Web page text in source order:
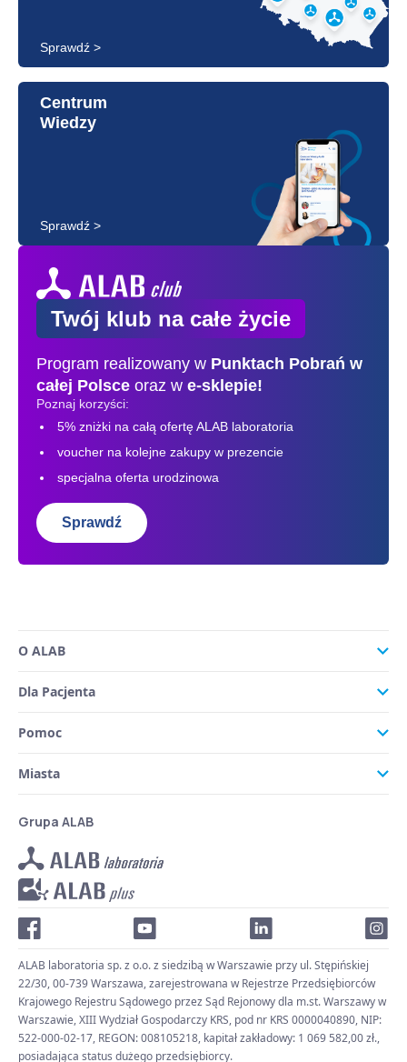
Sprawdź >
Centrum
Wiedzy
Sprawdź >
Twój klub na całe życie
Program realizowany w Punktach Pobrań w
całej Polsce oraz w e-sklepie!
Poznaj korzyści:
5% zniżki na całą ofertę ALAB laboratoria
voucher na kolejne zakupy w prezencie
specjalna oferta urodzinowa
Sprawdź
O ALAB
Dla Pacjenta
Pomoc
Miasta
Grupa ALAB
ALAB laboratoria sp. z o.o. z siedzibą w Warszawie przy ul. Stępińskiej
22/30, 00-739 Warszawa, zarejestrowana w Rejestrze Przedsiębiorców
Krajowego Rejestru Sądowego przez Sąd Rejonowy dla m.st. Warszawy w
Warszawie, XIII Wydział Gospodarczy KRS, pod nr KRS 0000040890, NIP:
522-000-02-17, REGON: 008105218, kapitał zakładowy: 1 069 582,00 zł.,
posiadająca status dużego przedsiębiorcy.